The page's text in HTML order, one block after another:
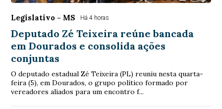
Legislativo - MS Há 4 horas
Deputado Zé Teixeira reúne bancada
em Dourados e consolida ações
conjuntas
O deputado estadual Zé Teixeira (PL) reuniu nesta quarta-
feira (5), em Dourados, o grupo político formado por
vereadores aliados para um encontro f...